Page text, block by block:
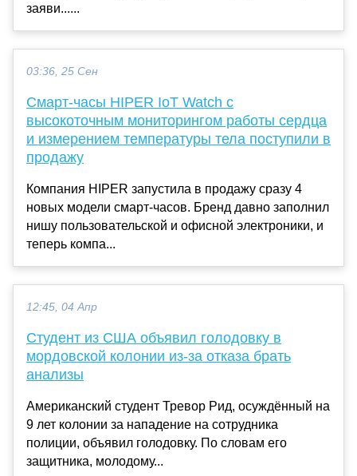
заяви......
03:36, 25 Сен
Смарт-часы HIPER IoT Watch с
высокоточным мониторингом работы сердца
и измерением температуры тела поступили в
продажу
Компания HIPER запустила в продажу сразу 4
новых модели смарт-часов. Бренд давно заполнил
нишу пользовательской и офисной электроники, и
теперь компа...
12:45, 04 Апр
Студент из США объявил голодовку в
мордовской колонии из-за отказа брать
анализы
Американский студент Тревор Рид, осуждённый на
9 лет колонии за нападение на сотрудника
полиции, объявил голодовку. По словам его
защитника, молодому...